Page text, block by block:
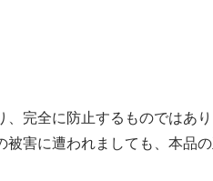
完全に防止するものではあり
被害に遭われましても、本品